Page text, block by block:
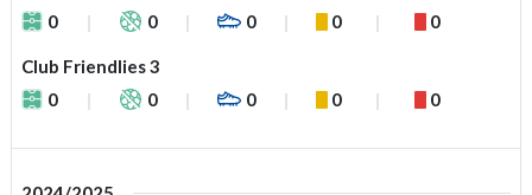
0
0 0 0 0
Club Friendlies 3
0
0 0 0 0